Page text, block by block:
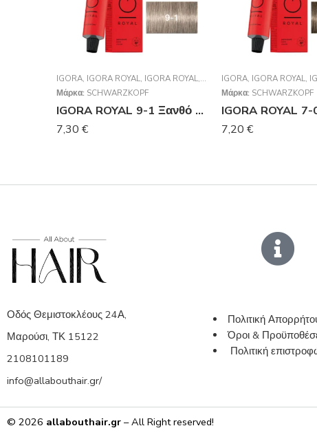
IGORA, IGORA ROYAL, IGORA ROYAL, SCHWARZKOPF
Μάρκα: SCHWARZKOPF
IGORA ROYAL 9-1 Ξανθό Πολύ Ανοιχτό Σαντρέ 60ml
7,30 €
IGORA, IGORA ROYAL,
Μάρκα: SCHWARZKOPF
7,20 €
Οδός Θεμιστοκλέους 24Α,
Μαρούσι, ΤΚ 15122
2108101189
info@allabouthair.gr/
Πολιτική
Όροι &
Πολιτική
© 2026 allabouthair.gr – All Right reserved!